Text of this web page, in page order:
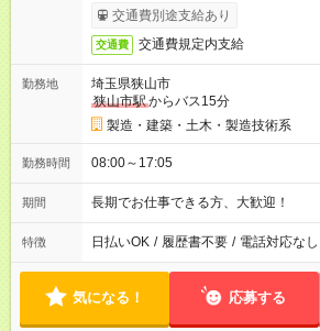
交通費別途支給あり
交通費 交通費規定内支給
勤務地
埼玉県狭山市
狭山市駅からバス15分
製造・建築・土木・製造技術系
勤務時間 08:00～17:05
期間 長期でお仕事できる方、大歓迎！
特徴 日払いOK / 履歴書不要 / 電話対応なし
気になる！ 応募する